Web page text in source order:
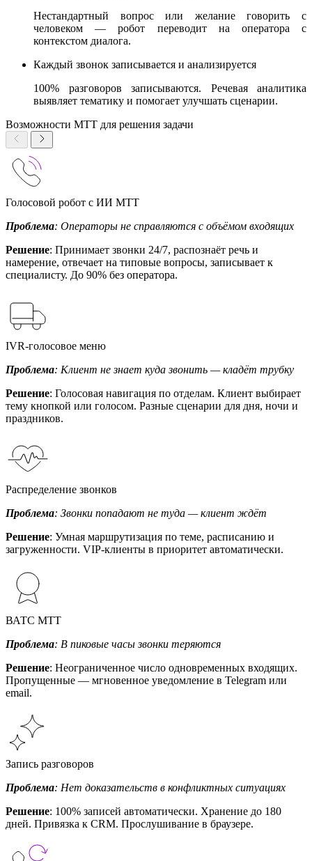
Нестандартный вопрос или желание говорить с
человеком — робот переводит на оператора с
контекстом диалога.
Каждый звонок записывается и анализируется
100% разговоров записываются. Речевая аналитика
выявляет тематику и помогает улучшать сценарии.
Возможности МТТ для решения задачи
Голосовой робот с ИИ МТТ
Проблема: Операторы не справляются с объёмом входящих
Решение: Принимает звонки 24/7, распознаёт речь и
намерение, отвечает на типовые вопросы, записывает к
специалисту. До 90% без оператора.
IVR-голосовое меню
Проблема: Клиент не знает куда звонить — кладёт трубку
Решение: Голосовая навигация по отделам. Клиент выбирает
тему кнопкой или голосом. Разные сценарии для дня, ночи и
праздников.
Распределение звонков
Проблема: Звонки попадают не туда — клиент ждёт
Решение: Умная маршрутизация по теме, расписанию и
загруженности. VIP-клиенты в приоритет автоматически.
ВАТС МТТ
Проблема: В пиковые часы звонки теряются
Решение: Неограниченное число одновременных входящих.
Пропущенные — мгновенное уведомление в Telegram или
email.
Запись разговоров
Проблема: Нет доказательств в конфликтных ситуациях
Решение: 100% записей автоматически. Хранение до 180
дней. Привязка к CRM. Прослушивание в браузере.